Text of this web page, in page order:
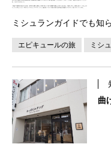
ミシュランガイドでも知
「エピキュールの旅」と
ルというのは、美食家と
エピキュールの旅 ミシ
曲